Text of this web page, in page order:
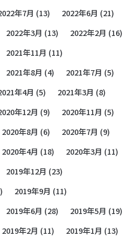
年7月 (13) 2022年6月 (21)
2022年3月 (13) 2022年2月 (16)
2021年11月 (11)
2021年8月 (4) 2021年7月 (5)
年4月 (5) 2021年3月 (8)
年12月 (9) 2020年11月 (5)
2020年8月 (6) 2020年7月 (9)
2020年4月 (18) 2020年3月 (11)
2019年12月 (23)
2019年9月 (11)
2019年6月 (28) 2019年5月 (19)
2019年2月 (11) 2019年1月 (13)